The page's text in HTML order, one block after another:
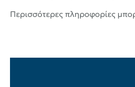
Περισσότερες πληροφορίες